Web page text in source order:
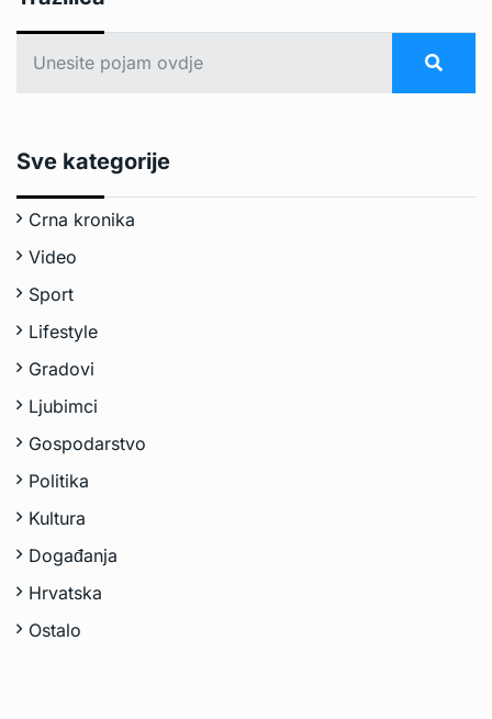
Sve kategorije
Crna kronika
Video
Sport
Lifestyle
Gradovi
Ljubimci
Gospodarstvo
Politika
Kultura
Događanja
Hrvatska
Ostalo